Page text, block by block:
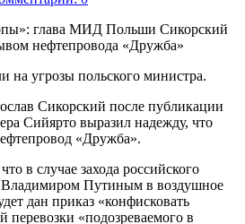
на угрозы польского министра.
Сикорский после публикации
Сийярто выразил надежду, что
«Дружба».
в случае захода российского
Владимиром Путиным в воздушное
дан приказ «конфисковать
перевозки «подозреваемого в